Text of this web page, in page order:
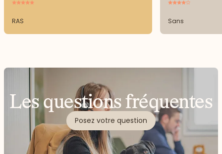
RAS Sans
Les questions fréquentes
Posez votre question